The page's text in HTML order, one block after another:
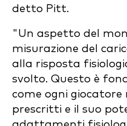
detto Pitt.
"Un aspetto del
misurazione del
alla risposta
svolto. Questo è
come ogni giocatore
prescritti e il suo